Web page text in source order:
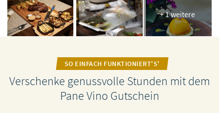
+ 1 weitere
SO EINFACH FUNKTIONIERT'S'
Verschenke genussvolle Stunden mit dem
Pane Vino Gutschein